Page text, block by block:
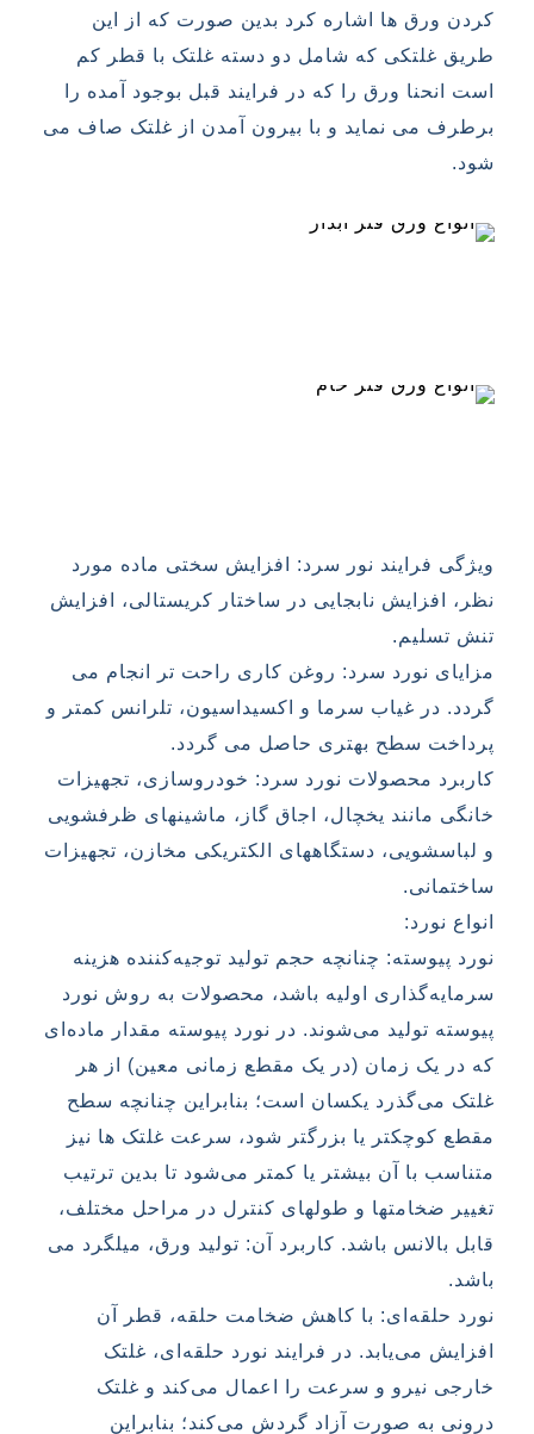
کردن ورق ها اشاره کرد بدین صورت که از این
طریق غلتکی که شامل دو دسته غلتک با قطر کم
است انحنا ورق را که در فرایند قبل بوجود آمده را
برطرف می نماید و با بیرون آمدن از غلتک صاف می
شود.
ویژگی فرایند نور سرد: افزایش سختی ماده مورد
نظر، افزایش نابجایی در ساختار کریستالی، افزایش
تنش تسلیم.
مزایای نورد سرد: روغن کاری راحت تر انجام می
گردد. در غیاب سرما و اکسیداسیون، تلرانس کمتر و
پرداخت سطح بهتری حاصل می گردد.
کاربرد محصولات نورد سرد: خودروسازی، تجهیزات
خانگی مانند یخچال، اجاق گاز، ماشینهای ظرفشویی
و لباسشویی، دستگاههای الکتریکی مخازن، تجهیزات
ساختمانی.
انواع نورد:
نورد پیوسته: چنانچه حجم تولید توجیه‌کننده هزینه
سرمایه‌گذاری اولیه باشد، محصولات به روش نورد
پیوسته تولید می‌شوند. در نورد پیوسته مقدار ماده‌ای
که در یک زمان (در یک مقطع زمانی معین) از هر
غلتک می‌گذرد یکسان است؛ بنابراین چنانچه سطح
مقطع کوچکتر یا بزرگتر شود، سرعت غلتک ها نیز
متناسب با آن بیشتر یا کمتر می‌شود تا بدین ترتیب
تغییر ضخامتها و طولهای کنترل در مراحل مختلف،
قابل بالانس باشد. کاربرد آن: تولید ورق، میلگرد می
باشد.
نورد حلقه‌ای: با کاهش ضخامت حلقه، قطر آن
افزایش می‌یابد. در فرایند نورد حلقه‌ای، غلتک
خارجی نیرو و سرعت را اعمال می‌کند و غلتک
درونی به صورت آزاد گردش می‌کند؛ بنابراین